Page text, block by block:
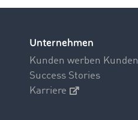
Unternehmen
Kunden werben Kunden
Success Stories
Karriere